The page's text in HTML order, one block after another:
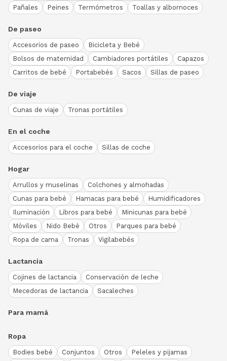
Pañales
Peines Termómetros Toallas y albornoces
De paseo
Accesorios de paseo
Bicicleta y Bebé
Bolsos de maternidad
Cambiadores portátiles
Capazos
Carritos de bebé
Portabebés Sacos Sillas de paseo
De viaje
Cunas de viaje Tronas portátiles
En el coche
Accesorios para el coche Sillas de coche
Hogar
Arrullos y muselinas
Colchones y almohadas
Cunas para bebé
Hamacas para bebé
Humidificadores
Iluminación
Libros para bebé
Minicunas para bebé
Móviles
Nido Bebé Otros
Parques para bebé
Ropa de cama
Tronas Vigilabebés
Lactancia
Cojines de lactancia
Conservación de leche
Mecedoras de lactancia
Sacaleches
Para mamá
Ropa
Bodies bebé Conjuntos Otros
Peleles y pijamas